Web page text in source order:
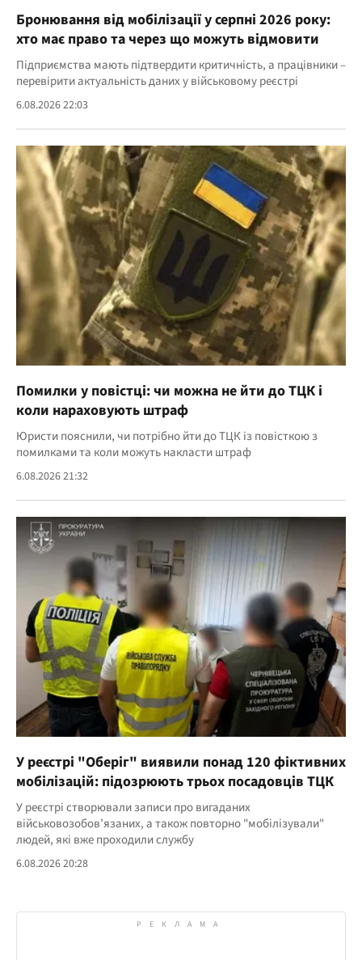
Бронювання від мобілізації у серпні 2026 року:
хто має право та через що можуть відмовити
Підприємства мають підтвердити критичність, а працівники –
перевірити актуальність даних у військовому реєстрі
6.08.2026 22:03
Помилки у повістці: чи можна не йти до ТЦК і
коли нараховують штраф
Юристи пояснили, чи потрібно йти до ТЦК із повісткою з
помилками та коли можуть накласти штраф
6.08.2026 21:32
У реєстрі "Оберіг" виявили понад 120 фіктивних
мобілізацій: підозрюють трьох посадовців ТЦК
У реєстрі створювали записи про вигаданих
військовозобов’язаних, а також повторно "мобілізували"
людей, які вже проходили службу
6.08.2026 20:28